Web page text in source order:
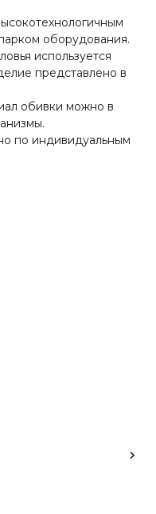
оборудования.
используется
представлено в
обивки можно в
по индивидуальным